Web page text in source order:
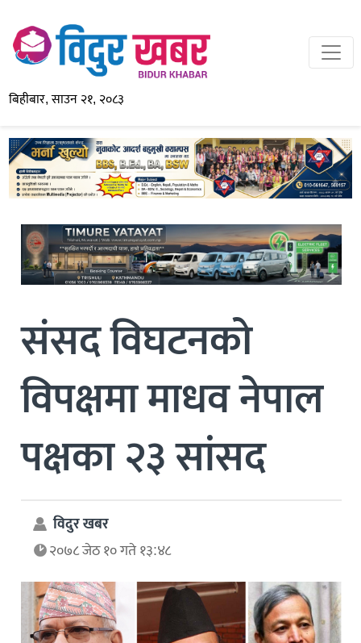
बिहीबार, साउन २१, २०८३
संसद विघटनको
विपक्षमा माधव नेपाल
पक्षका २३ सांसद
विदुर खबर
२०७८ जेठ १० गते १३:४८